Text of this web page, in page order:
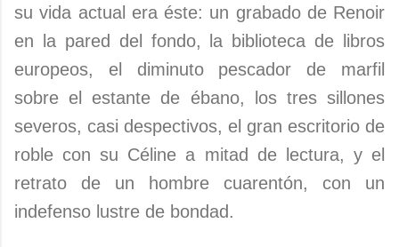
su vida actual era éste: un grabado de Renoir
en la pared del fondo, la biblioteca de libros
europeos, el diminuto pescador de marfil
sobre el estante de ébano, los tres sillones
severos, casi despectivos, el gran escritorio de
roble con su Céline a mitad de lectura, y el
retrato de un hombre cuarentón, con un
indefenso lustre de bondad.